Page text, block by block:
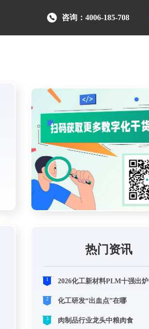
咨询：4006-185-708
热门资讯
1 2026化工新材料PLM十强出炉
2 化工研发“出血点”在哪
3 肉制品行业龙头中粮肉食